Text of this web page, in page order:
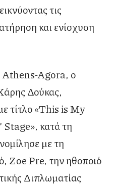
τις
και ενίσχυση
Athens-Agora, ο
Δούκας,
τίτλο «This is My
κατά τη
με τη
Zoe Pre, την ηθοποιό
Διπλωματίας